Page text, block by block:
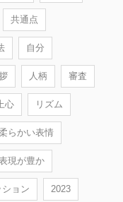
共通点
自分
人柄 審査
心 リズム
らかい表情
現が豊か
ョン 2023